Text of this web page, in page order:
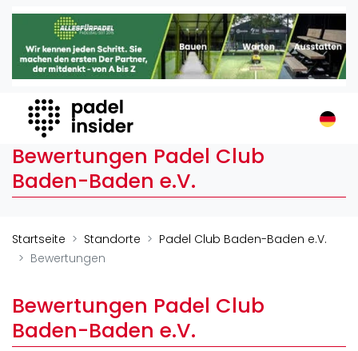
Padel Insider
Home
Organisationen
Buchungssysteme
Padel-Shops
Padel-Marken
Verschiedenes
Veranstaltungen
Turniere
International
Playtomic
Bewertungen Padel Club
Baden-Baden e.V.
Startseite Standorte
Padel Club Baden-Baden e.V.
Bewertungen
Bewertungen Padel Club
Baden-Baden e.V.